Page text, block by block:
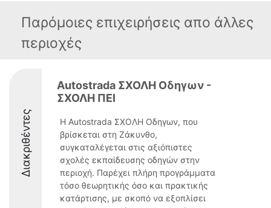
Παρόμοιες επιχειρήσεις απο άλλες
περιοχές
Διακριθέντες
Autostrada ΣΧΟΛΗ Οδηγων -
ΣΧΟΛΗ ΠΕΙ
Η Autostrada ΣΧΟΛΗ Οδηγων, που
βρίσκεται στη Ζάκυνθο,
συγκαταλέγεται στις αξιόπιστες
σχολές εκπαίδευσης οδηγών στην
περιοχή. Παρέχει πλήρη προγράμματα
τόσο θεωρητικής όσο και πρακτικής
κατάρτισης, με σκοπό να εξοπλίσει